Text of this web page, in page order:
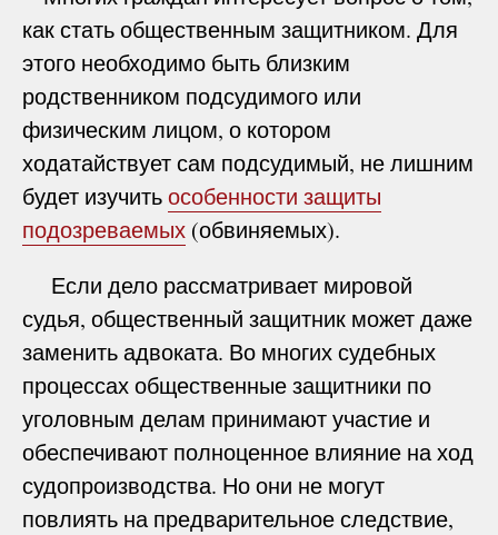
как стать общественным защитником. Для
этого необходимо быть близким
родственником подсудимого или
физическим лицом, о котором
ходатайствует сам подсудимый, не лишним
будет изучитьособенности защиты
подозреваемых (обвиняемых).
Если дело рассматривает мировой
судья, общественный защитник может даже
заменить адвоката. Во многих судебных
процессах общественные защитники по
уголовным делам принимают участие и
обеспечивают полноценное влияние на ход
судопроизводства. Но они не могут
повлиять на предварительное следствие,